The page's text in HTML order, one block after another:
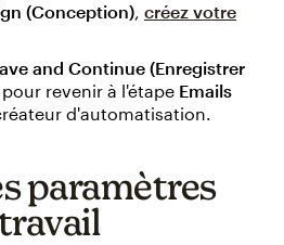
(Conception), créez votre
and Continue (Enregistrer
pour revenir à l'étape Emails
d'automatisation.
paramètres